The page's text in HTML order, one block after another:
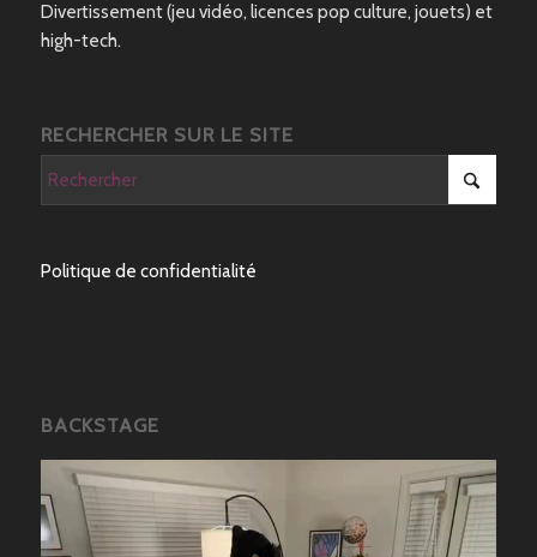
Divertissement (jeu vidéo, licences pop culture, jouets) et
high-tech.
RECHERCHER SUR LE SITE
Politique de confidentialité
BACKSTAGE